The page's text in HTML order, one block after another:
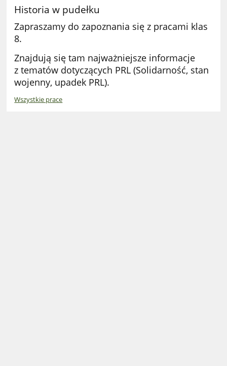
Historia w pudełku
Zapraszamy do zapoznania się z pracami klas
8.
Znajdują się tam najważniejsze informacje
z tematów dotyczących PRL (Solidarność, stan
wojenny, upadek PRL).
Wszystkie prace